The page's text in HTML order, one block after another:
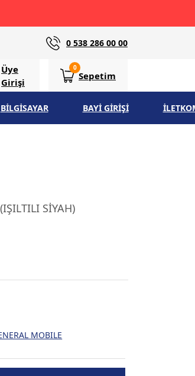
0 538 286 00 00
Üye
Girişi
0
Sepetim
BİLGİSAYAR BAYİ GİRİŞİ
SİYAH)
MOBILE